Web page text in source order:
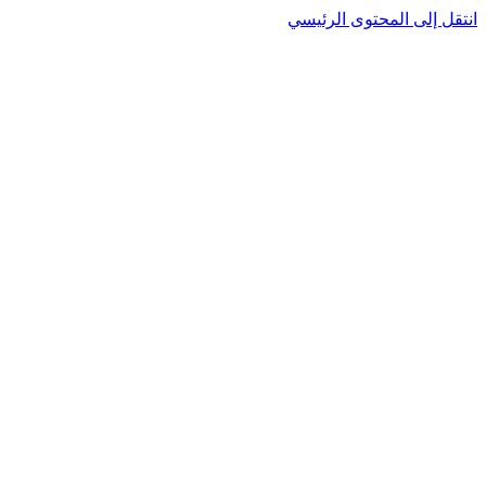
انتقل إلى المحتوى الرئيسي